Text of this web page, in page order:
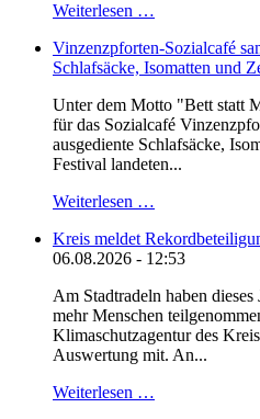
Weiterlesen …
Vinzenzpforten-Sozialcafé
Schlafsäcke, Isomatten und
Unter dem Motto "Bett statt
für das Sozialcafé
ausgediente Schlafsäcke,
Festival landeten...
Weiterlesen …
Kreis meldet
06.08.2026 - 12:53
Am Stadtradeln haben
mehr Menschen
Klimaschutzagentur des
Auswertung mit. An...
Weiterlesen …